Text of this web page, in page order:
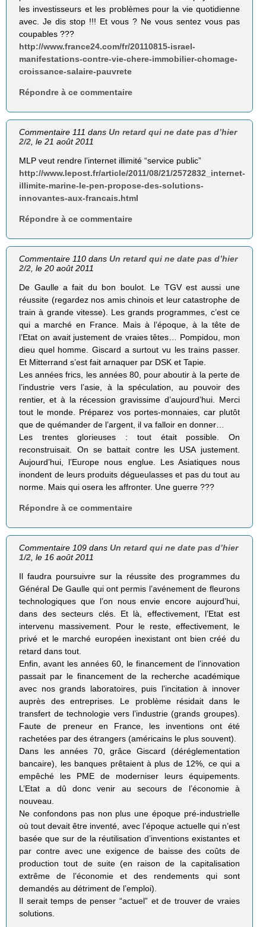
les investisseurs et les problèmes pour la vie quotidienne
avec. Je dis stop !!! Et vous ? Ne vous sentez vous pas
coupables ???
http://www.france24.com/fr/20110815-israel-
manifestations-contre-vie-chere-immobilier-chomage-
croissance-salaire-pauvrete
Répondre à ce commentaire
Commentaire 111 dansUn retard qui ne date pas d’hier
2/2 , le 21 août 2011
MLP veut rendre l’internet illimité “service public”
http://www.lepost.fr/article/2011/08/21/2572832_internet-
illimite-marine-le-pen-propose-des-solutions-
innovantes-aux-francais.html
Répondre à ce commentaire
Commentaire 110 dansUn retard qui ne date pas d’hier
2/2 , le 20 août 2011
De Gaulle a fait du bon boulot. Le TGV est aussi une
réussite (regardez nos amis chinois et leur catastrophe de
train à grande vitesse). Les grands programmes, c’est ce
qui a marché en France. Mais à l’époque, à la tête de
l’Etat on avait justement de vraies têtes… Pompidou, mon
dieu quel homme. Giscard a surtout vu les trains passer.
Et Mitterrand s’est fait arnaquer par DSK et Tapie.
Les années frics, les années 80, pour aboutir à la perte de
l’industrie vers l’asie, à la spéculation, au pouvoir des
rentier, et à la récession gravissime d’aujourd’hui. Merci
tout le monde. Préparez vos portes-monnaies, car plutôt
que de quémander de l’argent, il va falloir en donner…
Les trentes glorieuses : tout était possible. On
reconstruisait. On se battait contre les USA justement.
Aujourd’hui, l’Europe nous englue. Les Asiatiques nous
inondent de leurs produits dégueulasses et pas du tout au
norme. Mais qui osera les affronter. Une guerre ???
Répondre à ce commentaire
Commentaire 109 dansUn retard qui ne date pas d’hier
1/2, le 16 août 2011
Il faudra poursuivre sur la réussite des programmes du
Général De Gaulle qui ont permis l’avénement de fleurons
technologiques que l’on nous envie encore aujourd’hui,
dans des secteurs clés. Et là, effectivement, l’Etat est
intervenu massivement. Pour le reste, effectivement, le
privé et le marché européen inexistant ont bien créé du
retard dans tout.
Enfin, avant les années 60, le financement de l’innovation
passait par le financement de la recherche académique
avec nos grands laboratoires, puis l’incitation à innover
auprès des entreprises. Le problème résidait dans le
transfert de technologie vers l’industrie (grands groupes).
Faute de preneur en France, les inventions ont été
rachetées par des étrangers (américains le plus souvent).
Dans les années 70, grâce Giscard (déréglementation
bancaire), les banques prêtaient à plus de 12%, ce qui a
empêché les PME de moderniser leurs équipements.
L’Etat a dû donc venir au secours de l’économie à
nouveau.
Ne confondons pas non plus une époque pré-industrielle
où tout devait être inventé, avec l’époque actuelle qui n’est
basée que sur de la réutilisation d’inventions existantes et
par contre avec une exigence de baisse des coûts de
production tout de suite (en raison de la capitalisation
extrême de l’économie et des rendements qui sont
demandés au détriment de l’emploi).
Il serait temps de penser “actuel” et de trouver de vraies
solutions.